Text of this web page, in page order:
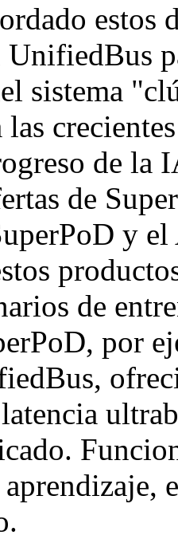
estos
sistema
las
de la
de
y el
de
por